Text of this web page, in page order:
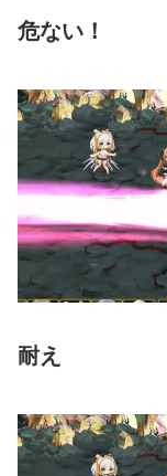
危ない！
耐え